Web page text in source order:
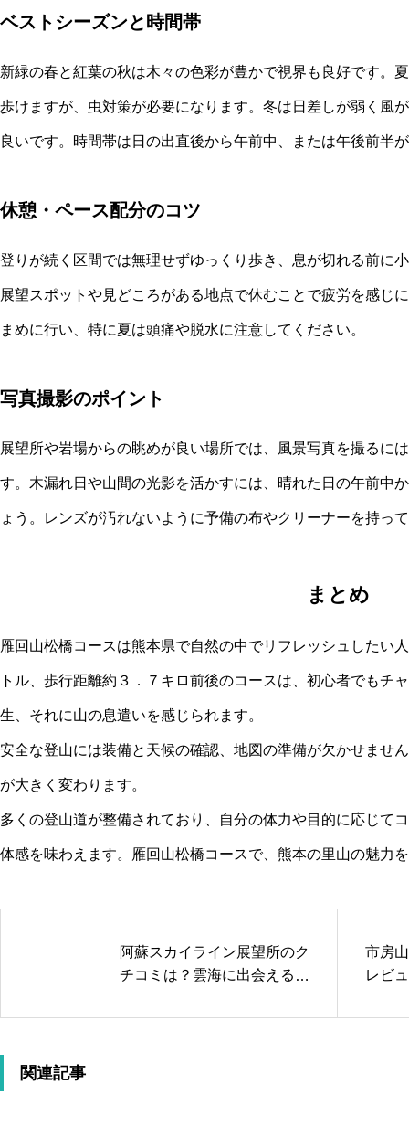
ベストシーズンと時間帯
新緑の春と紅葉の秋は木々の色彩が豊かで視界も良好です。
歩けますが、虫対策が必要になります。冬は日差しが弱く風
良いです。時間帯は日の出直後から午前中、または午後前半
休憩・ペース配分のコツ
登りが続く区間では無理せずゆっくり歩き、息が切れる前に
展望スポットや見どころがある地点で休むことで疲労を感じ
まめに行い、特に夏は頭痛や脱水に注意してください。
写真撮影のポイント
展望所や岩場からの眺めが良い場所では、風景写真を撮るに
す。木漏れ日や山間の光影を活かすには、晴れた日の午前中
ょう。レンズが汚れないように予備の布やクリーナーを持っ
まとめ
雁回山松橋コースは熊本県で自然の中でリフレッシュしたい
トル、歩行距離約３．７キロ前後のコースは、初心者でもチ
生、それに山の息遣いを感じられます。
安全な登山には装備と天候の確認、地図の準備が欠かせませ
が大きく変わります。
多くの登山道が整備されており、自分の体力や目的に応じて
体感を味わえます。雁回山松橋コースで、熊本の里山の魅力
阿蘇スカイライン展望所のク
チコミは？雲海に出会える感
市房
レビ
関連記事